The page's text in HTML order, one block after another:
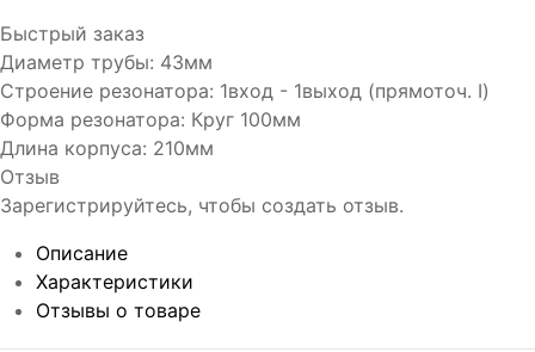
Быстрый заказ
Диаметр трубы: 43мм
Строение резонатора: 1вход - 1выход (прямоточ. I)
Форма резонатора: Круг 100мм
Длина корпуса: 210мм
Отзыв
Зарегистрируйтесь, чтобы создать отзыв.
Описание
Характеристики
Отзывы о товаре